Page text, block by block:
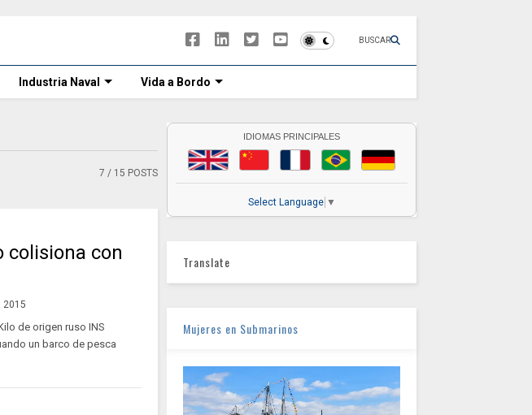
BUSCAR
Industria Naval Vida a Bordo
7 / 15 POSTS
colisiona con
2015
de origen ruso INS
un barco de pesca
IDIOMAS PRINCIPALES
Select Language ▼
Translate
Mujeres en Submarinos